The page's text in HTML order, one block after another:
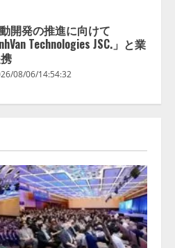
開発の推進に向けて
Technologies JSC.」と業
08/06/14:54:32
「TAIZA」および新サービ
する記者発表会を開催
08/07/17:53:45
、MCP接続機能を強化
から設定操作できる機能を